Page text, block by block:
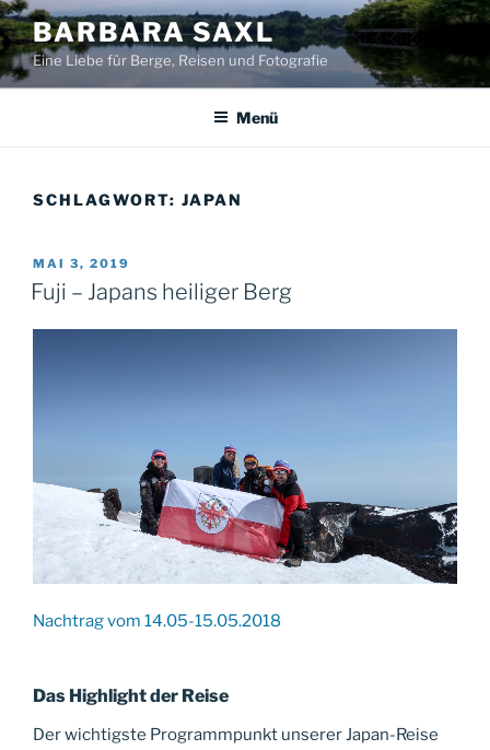
Zum
Inhalt
springen
BARBARA SAXL
Eine Liebe für Berge, Reisen und Fotografie
Menü
SCHLAGWORT: JAPAN
VERÖFFENTLICHT
AM
MAI 3, 2019
Fuji – Japans heiliger Berg
Nachtrag vom 14.05-15.05.2018
Das Highlight der Reise
Der wichtigste Programmpunkt unserer Japan-Reise